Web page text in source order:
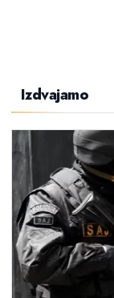
Izdvajamo